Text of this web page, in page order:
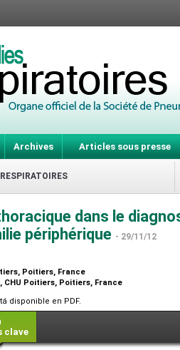
Archives Articles sous presse
dans le
périphérique - 29/11/12
Poitiers, France
Poitiers, Poitiers, France
disponible en PDF.
clave